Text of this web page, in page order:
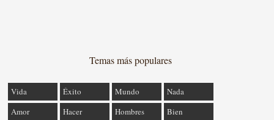
Temas más populares
Vida Éxito Mundo
Nada
Amor
Hacer Hombres Bien